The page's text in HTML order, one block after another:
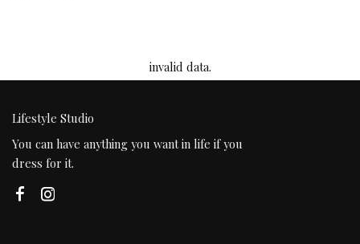
invalid data.
Lifestyle Studio
You can have anything you want in life if you
dress for it.